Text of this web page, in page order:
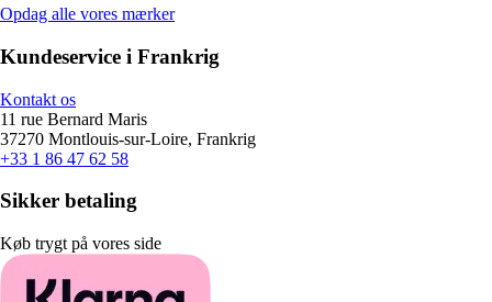
Opdag alle vores mærker
Kundeservice i Frankrig
Kontakt os
11 rue Bernard Maris
37270 Montlouis-sur-Loire, Frankrig
+33 1 86 47 62 58
Sikker betaling
Køb trygt på vores side